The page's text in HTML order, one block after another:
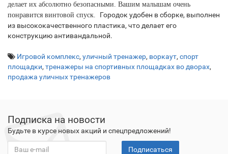
делает их абсолютно безопасными. Вашим малышам очень
понравится винтовой спуск. Городок удобен в сборке, выполнен
из высококачественного пластика, что делает его
конструкцию антивандальной.
Игровой комплекс, уличный тренажер, воркаут, спорт
площадки, тренажеры на спортивных площадках во дворах,
продажа уличных тренажеров
Подписка на новости
Будьте в курсе новых акций и спецпредложений!
Подписаться